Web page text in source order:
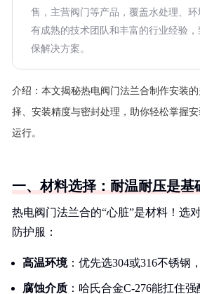
售，主营阀门等产品，覆盖水处理、
有成熟的技术团队和丰富的行业经验
保解决方案。
介绍： 本文揭秘热电阀门法兰合制作安装
择、安装精度与密封处理，助你轻松掌握
运行。
一、材料选择：耐温耐压是基
热电阀门法兰合的“心脏”是材料！选
防护服：
高温环境：优先选304或316不锈钢
腐蚀介质 ：哈氏合金C-276能扛住